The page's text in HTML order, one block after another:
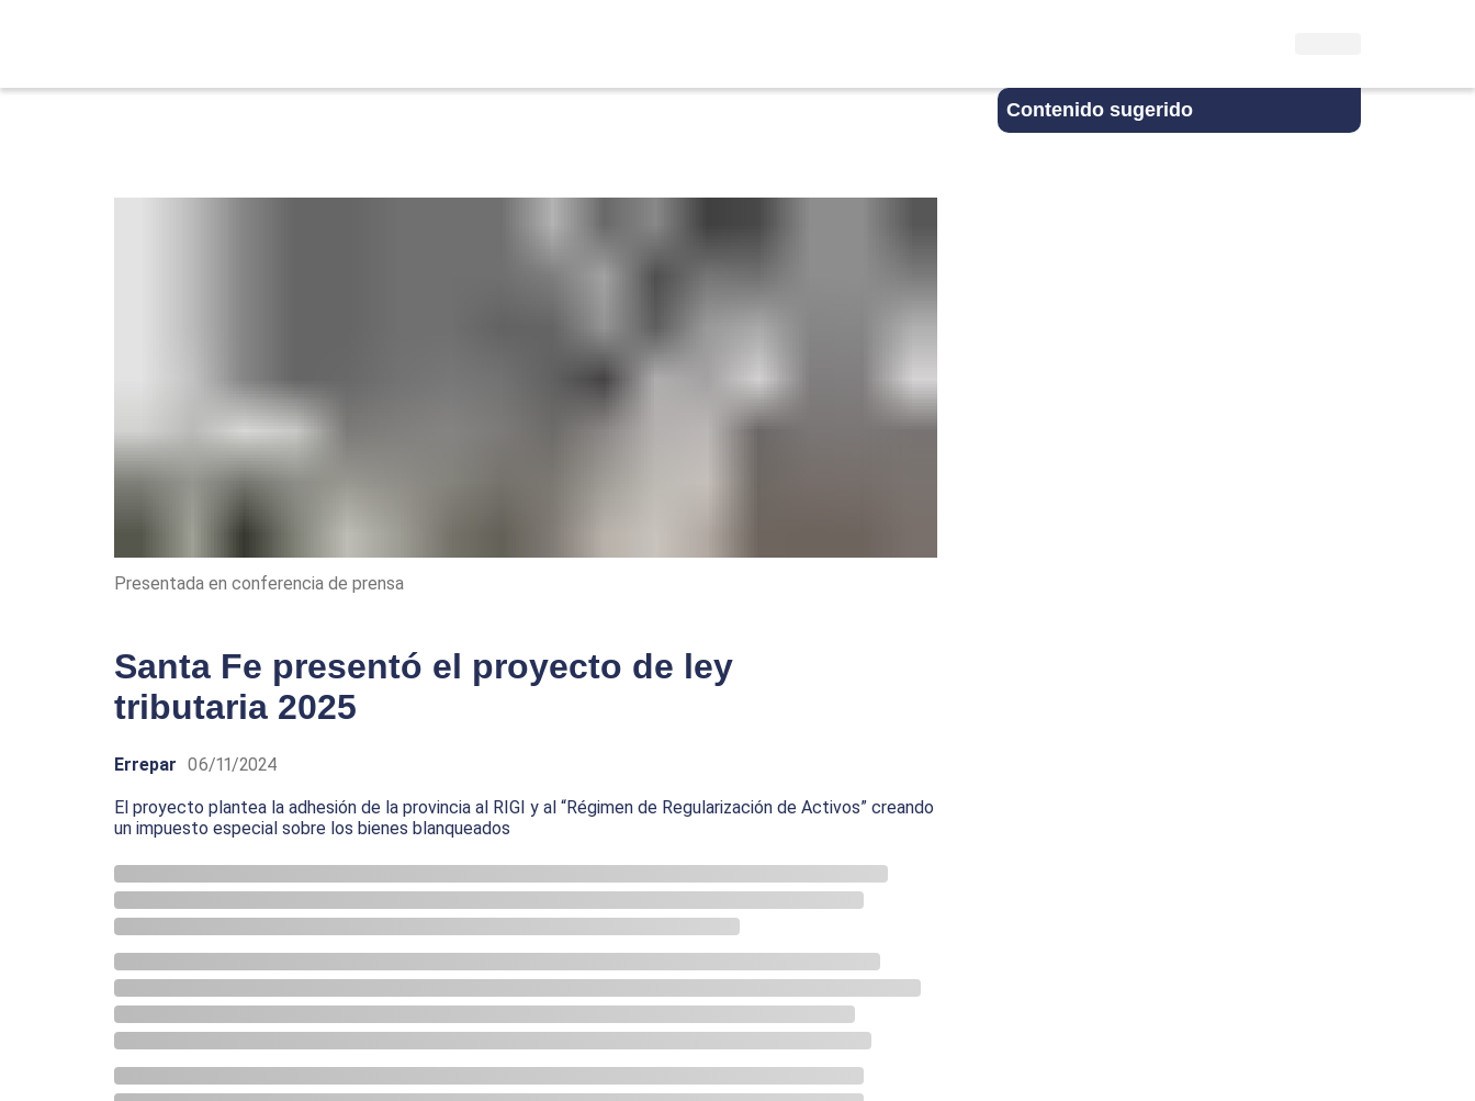
Contenido sugerido
Presentada en conferencia de prensa
Santa Fe presentó el proyecto de ley
tributaria 2025
Errepar 06/11/2024
El proyecto plantea la adhesión de la provincia al RIGI y al “Régimen de Regularización de Activos” creando
un impuesto especial sobre los bienes blanqueados